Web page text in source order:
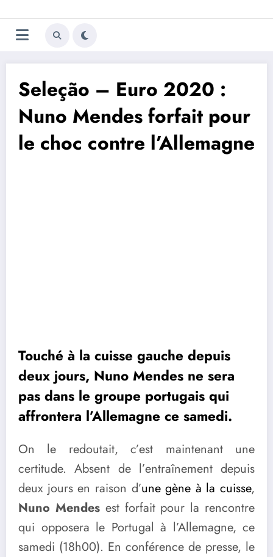
au
contenu
Trivela
L'actualité du football
Seleção – Euro 2020 :
Nuno Mendes forfait pour
le choc contre l’Allemagne
Touché à la cuisse gauche depuis
deux jours, Nuno Mendes ne sera
pas dans le groupe portugais qui
affrontera l’Allemagne ce samedi.
On le redoutait, c’est maintenant une
certitude. Absent de l’entraînement depuis
deux jours en raison d’une gène à la cuisse,
Nuno Mendesest forfait pour la rencontre
qui opposera le Portugal à l’Allemagne, ce
samedi (18h00). En conférence de presse, le